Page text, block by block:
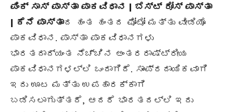
ಪಿಂಕ್ ಸಾಸ್ ಪಾಸ್ತಾ ಪಾಕವಿಧಾನ | ಬೆಸ್ಟ್ ರೋಸ್ ಪಾಸ್ತಾ
| ಕೆನೆ ಪಾಸ್ತಾದ ಹಂತ ಹಂತದ ಫೋಟೋ ಮತ್ತು ವೀಡಿಯೊ
ಪಾಕವಿಧಾನ. ಪಾಸ್ತಾ ಪಾಕವಿಧಾನಗಳು
ಭಾರತದಾದ್ಯಂತ ನೆಚ್ಚಿನ ಅಂತರರಾಷ್ಟ್ರೀಯ
ಪಾಕವಿಧಾನಗಳಲ್ಲಿ ಒಂದಾಗಿದೆ. ಸಾಂಪ್ರದಾಯಿಕವಾಗಿ
ಇದು ಊಟ ಮತ್ತು ಉಪಹಾರಕ್ಕಾಗಿ
ಬಡಿಸಲಾಗುತ್ತದೆ, ಆದರೆ ಭಾರತದಲ್ಲಿ ಇದು